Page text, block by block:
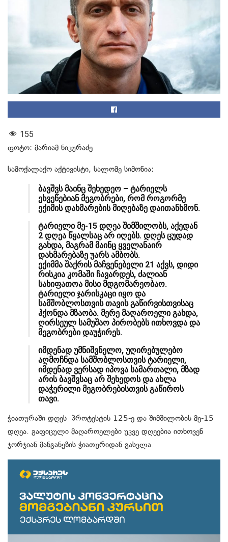
155
ფოტო: მარიამ ნიკურაძე
სამოქალაქო აქტივისტი, სალომე სიმონია:
ბავშვს მაინც შეხედეო – ტარიელს
ეხვეწებიან მეგობრები, რომ როგორმე
ექიმის დახმარების მიღებაზე დაითანხმონ.
ტარიელი მე-15 დღეა შიმშილობს, აქედან
2 დღეა წყალსაც არ იღებს. დღეს ცუდად
გახდა, მაგრამ მაინც ყველანაირ
დახმარებაზე უარს ამბობს.
ექიმმა შაქრის მაჩვენებელი 21 აქვს, დიდი
რისკია კომაში ჩავარდეს, ძალიან
სახიფათოა მისი მდგომარეობაო.
ტარიელი ჯარისკაცი იყო და
სამშობლოსთვის თავის გაწირვისთვისაც
ჰქონდა მზაობა. მერე მაღაროელი გახდა,
ღირსეულ სამუშაო პირობებს ითხოვდა და
მეგობრები დაუჭირეს.
იმდენად უმნიშვნელო, უღირებულებო
აღმოჩნდა სამშობლოსთვის ტარიელი,
იმდენად ვერსად იპოვა სამართალი, მზად
არის ბავშვსაც არ შეხედოს და ახლა
დაჭერილი მეგობრებისთვის გაწიროს
თავი.
ჭიათურაში დღეს პროტესტის 125-ე და შიმშილობის მე-15
დღეა. გაფიცული მაღაროელები უკვე დღეებია ითხოვენ
ჯორჯიან მანგანეზის ჭიათურიდან გასვლა.